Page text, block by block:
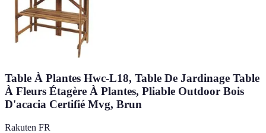
Table À Plantes Hwc-L18, Table De Jardinage Table
À Fleurs Étagère À Plantes, Pliable Outdoor Bois
D'acacia Certifié Mvg, Brun
Rakuten FR